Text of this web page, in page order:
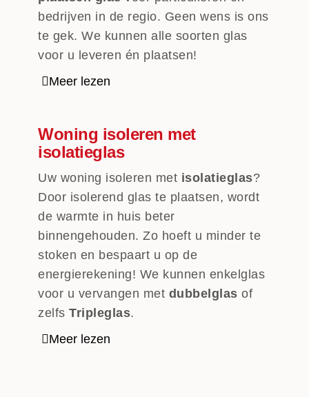
bedrijven in de regio. Geen wens is ons
te gek. We kunnen alle soorten glas
voor u leveren én plaatsen!
Meer lezen
Woning isoleren met
isolatieglas
Uw woning isoleren met isolatieglas?
Door isolerend glas te plaatsen, wordt
de warmte in huis beter
binnengehouden. Zo hoeft u minder te
stoken en bespaart u op de
energierekening! We kunnen enkelglas
voor u vervangen met dubbelglas of
zelfs Tripleglas.
Meer lezen